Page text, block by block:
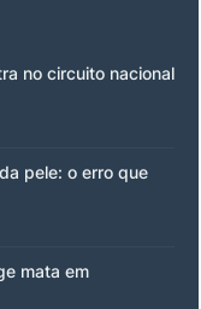
no circuito nacional
pele: o erro que
mata em